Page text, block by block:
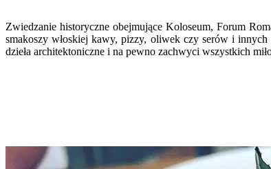
Zwiedzanie historyczne obejmujące Koloseum, Forum
smakoszy włoskiej kawy, pizzy, oliwek czy serów i
dzieła architektoniczne i na pewno zachwyci wszystkich